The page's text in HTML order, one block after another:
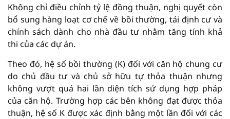
Không chỉ điều chỉnh tỷ lệ đồng thuận, nghị quyết còn
bổ sung hàng loạt cơ chế về bồi thường, tái định cư và
chính sách dành cho nhà đầu tư nhằm tăng tính khả
thi của các dự án.
Theo đó, hệ số bồi thường (K) đối với căn hộ chung cư
do chủ đầu tư và chủ sở hữu tự thỏa thuận nhưng
không vượt quá hai lần diện tích sử dụng hợp pháp
của căn hộ. Trường hợp các bên không đạt được thỏa
thuận, hệ số K được xác định bằng một lần đối với các